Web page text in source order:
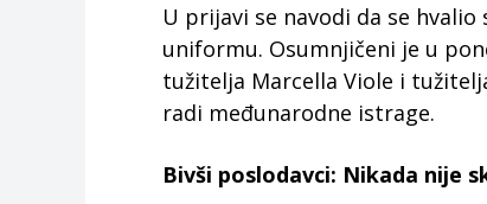
U prijavi se navodi da se
uniformu. Osumnjičeni je u
tužitelja Marcella Viole i
radi međunarodne istrage.
Bivši poslodavci: Nikada nije